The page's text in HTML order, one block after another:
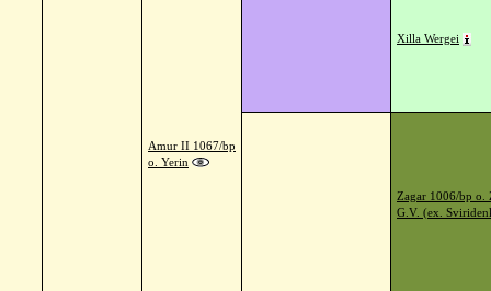
Amur II 1067/bp
o. Yerin
Xilla Wergei
Zagar 1006/bp o.
G.V. (ex.